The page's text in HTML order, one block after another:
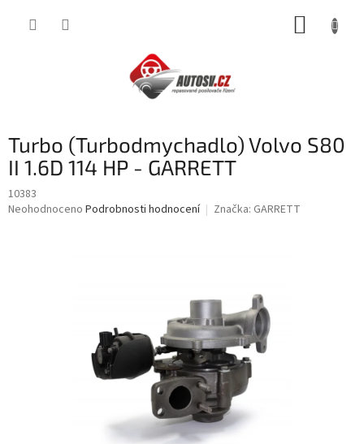
Turbo (Turbodmychadlo) Volvo S80
II 1.6D 114 HP - GARRETT
10383
Průměrné
Neohodnoceno Podrobnosti hodnocení Značka: GARRETT